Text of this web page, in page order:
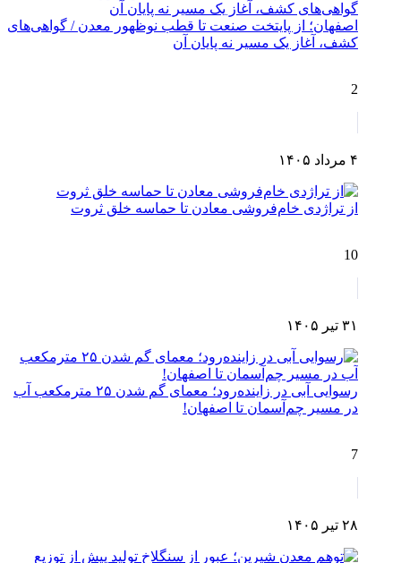
اصفهان؛ از پایتخت صنعت تا قطب نوظهور معدن / گواهی‌های
کشف، آغاز یک مسیر نه پایان آن
2
۴ مرداد ۱۴۰۵
از تراژدی خام‌فروشی معادن تا حماسه خلق ثروت
10
۳۱ تیر ۱۴۰۵
رسوایی آبی در زاینده‌رود؛ معمای گم شدن ۲۵ مترمکعب آب
در مسیر چم‌آسمان تا اصفهان!
7
۲۸ تیر ۱۴۰۵